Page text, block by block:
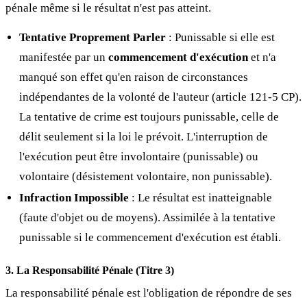
pénale même si le résultat n'est pas atteint.
Tentative Proprement Parler : Punissable si elle est
manifestée par un commencement d'exécution et n'a
manqué son effet qu'en raison de circonstances
indépendantes de la volonté de l'auteur (article 121-5 CP).
La tentative de crime est toujours punissable, celle de
délit seulement si la loi le prévoit. L'interruption de
l'exécution peut être involontaire (punissable) ou
volontaire (désistement volontaire, non punissable).
Infraction Impossible : Le résultat est inatteignable
(faute d'objet ou de moyens). Assimilée à la tentative
punissable si le commencement d'exécution est établi.
3. La Responsabilité Pénale (Titre 3)
La responsabilité pénale est l'obligation de répondre de ses